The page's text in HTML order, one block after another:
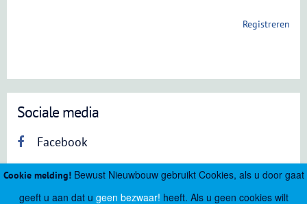
Cookie melding!Bewust Nieuwbouw gebruikt Cookies, als u door gaat
geeft u aan dat u geen bezwaar! heeft. Als u geen cookies wilt
Registreren
Sociale media
Facebook